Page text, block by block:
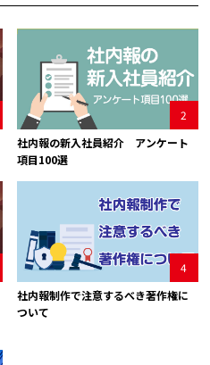
2
社内報の新入社員紹介 アンケート
項目100選
4
社内報制作で注意するべき著作権に
ついて